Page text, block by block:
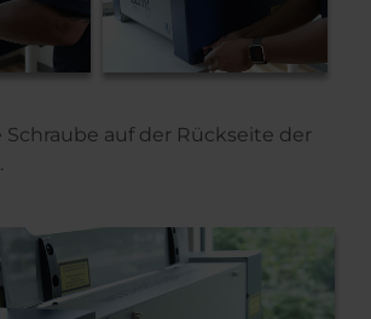
Schraube auf der Rückseite der